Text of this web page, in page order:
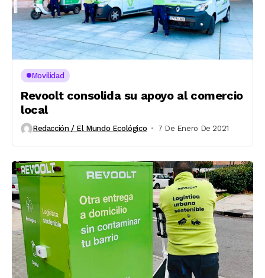
Movilidad
Revoolt consolida su apoyo al comercio
local
Redacción / El Mundo Ecológico 7 De Enero De 2021